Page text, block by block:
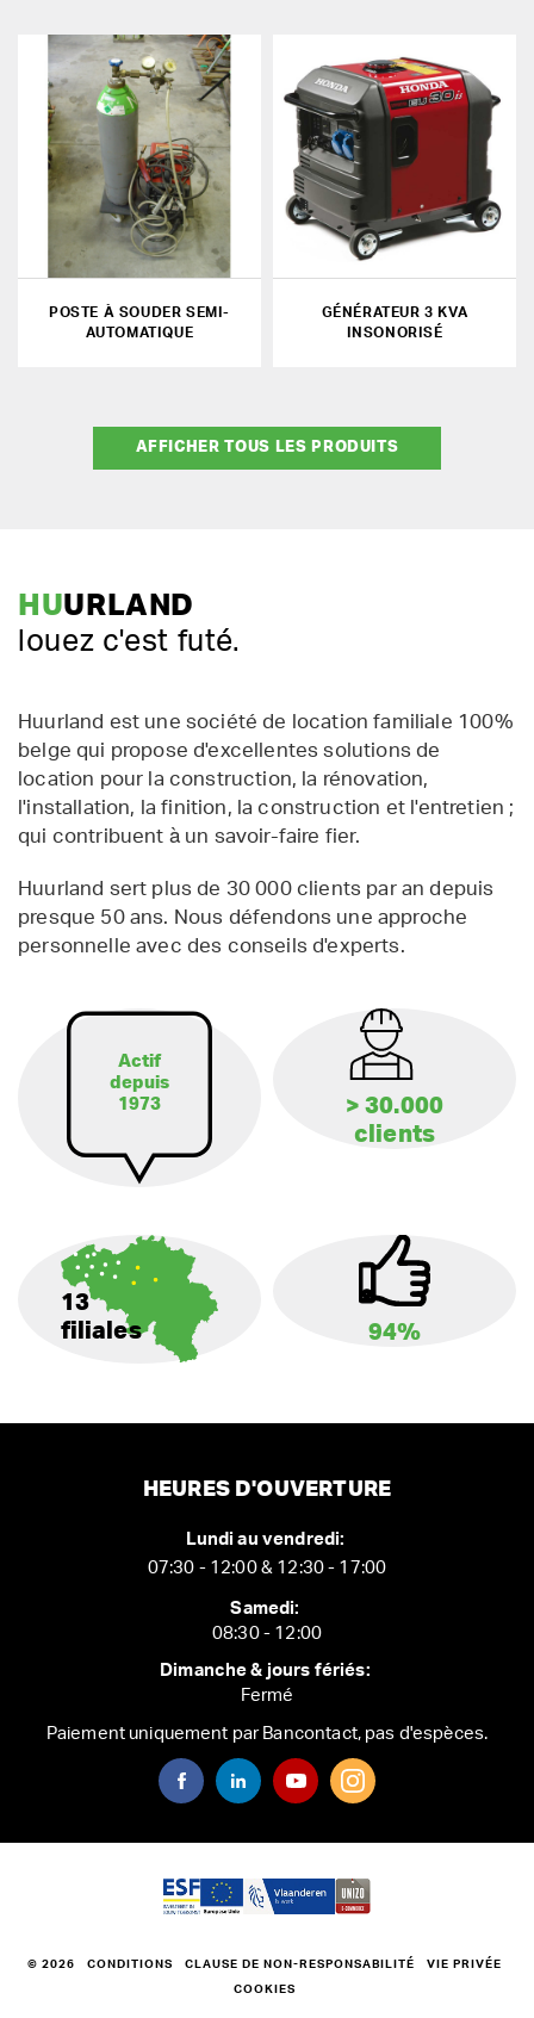
POSTE À SOUDER SEMI-
AUTOMATIQUE
GÉNÉRATEUR 3 KVA
INSONORISÉ
AFFICHER TOUS LES PRODUITS
HUURLAND
louez c'est futé.
Huurland est une société de location familiale 100%
belge qui propose d'excellentes solutions de
location pour la construction, la rénovation,
l'installation, la finition, la construction et l'entretien ;
qui contribuent à un savoir-faire fier.
Huurland sert plus de 30 000 clients par an depuis
presque 50 ans. Nous défendons une approche
personnelle avec des conseils d'experts.
Actif
depuis
1973
> 30.000
clients
13
filiales
94%
HEURES D'OUVERTURE
Lundi au vendredi:
07:30 - 12:00 & 12:30 - 17:00
Samedi:
08:30 - 12:00
Dimanche & jours fériés:
Fermé
Paiement uniquement par Bancontact, pas d'espèces.
© 2026 CONDITIONS CLAUSE DE NON-RESPONSABILITÉ VIE PRIVÉE
COOKIES